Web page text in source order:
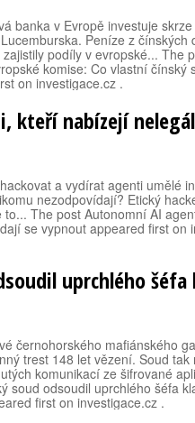
banka v Evropě investuje
Peníze z čínských
podíly v evropské... The
komise: Co vlastní čínský
on investigace.cz .
kteří nabízejí
a vydírat agenti umělé
nezodpovídají? Etický
to... The post Autonomní AI
se vypnout appeared first on
uprchlého šéfa
černohorského mafiánského
trest 148 let vězení. Soud
komunikací ze šifrované
soud odsoudil uprchlého šéfa
first on investigace.cz .